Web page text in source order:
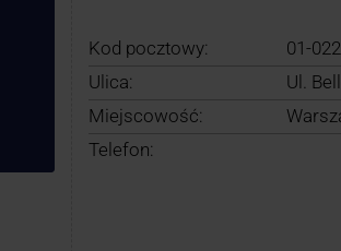
Kod pocztowy:
01-022
Ulica:
Ul.
Miejscowość:
Telefon: